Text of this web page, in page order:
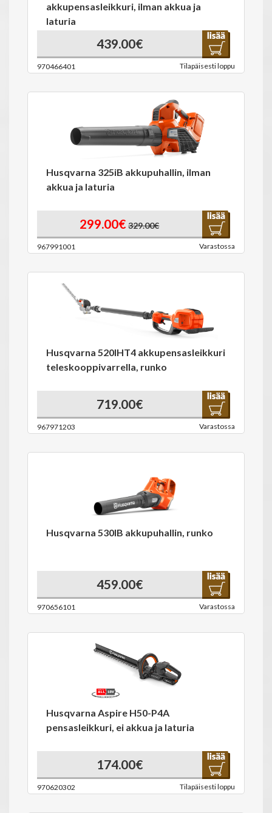
akkupensasleikkuri, ilman akkua ja
laturia
439.00€
970466401 Tilapäisesti loppu
Husqvarna 325iB akkupuhallin, ilman
akkua ja laturia
299.00€ 329.00€
967991001 Varastossa
Husqvarna 520IHT4 akkupensasleikkuri
teleskooppivarrella, runko
719.00€
967971203 Varastossa
Husqvarna 530IB akkupuhallin, runko
459.00€
970656101 Varastossa
Husqvarna Aspire H50-P4A
pensasleikkuri, ei akkua ja laturia
174.00€
970620302 Tilapäisesti loppu